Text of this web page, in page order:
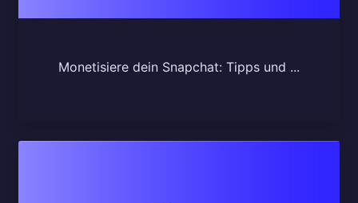
Monetisiere dein Snapchat: Tipps und ...